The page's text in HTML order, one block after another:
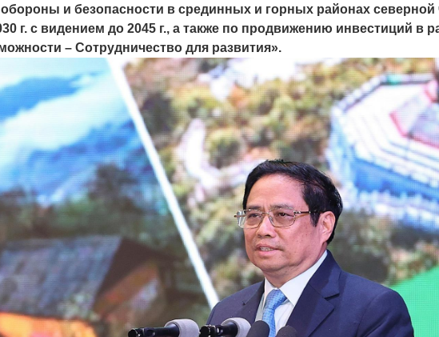
и безопасности в срединных и горных районах северной
г. с видением до 2045 г., а также по продвижению инвестиций в
– Сотрудничество для развития».